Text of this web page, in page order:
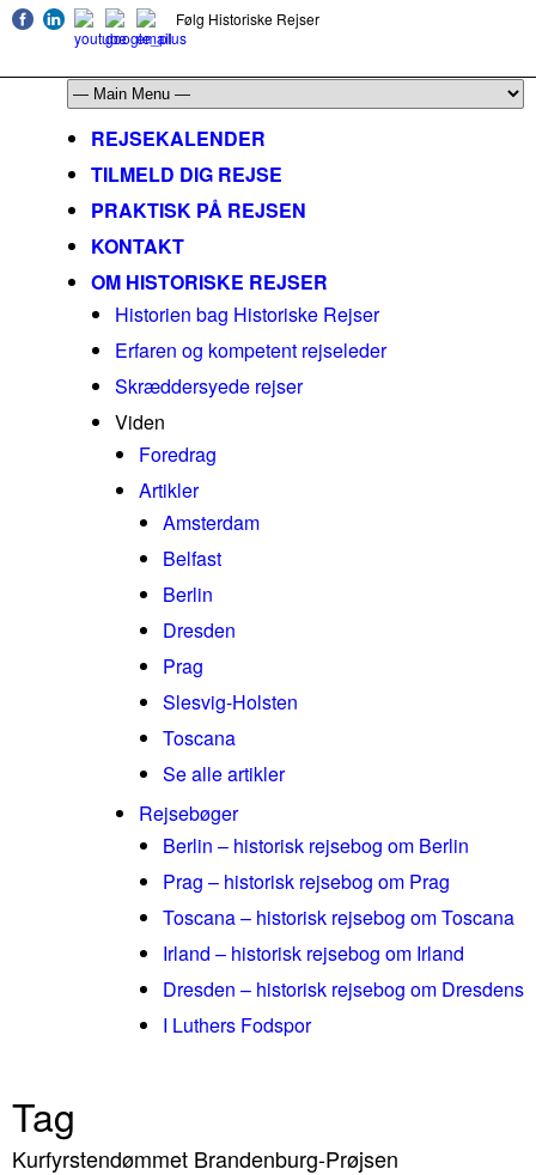
Følg Historiske Rejser
REJSEKALENDER
TILMELD DIG REJSE
PRAKTISK PÅ REJSEN
KONTAKT
OM HISTORISKE REJSER
Historien bag Historiske Rejser
Erfaren og kompetent rejseleder
Skræddersyede rejser
Viden
Foredrag
Artikler
Amsterdam
Belfast
Berlin
Dresden
Prag
Slesvig-Holsten
Toscana
Se alle artikler
Rejsebøger
Berlin – historisk rejsebog om Berlin
Prag – historisk rejsebog om Prag
Toscana – historisk rejsebog om Toscana
Irland – historisk rejsebog om Irland
Dresden – historisk rejsebog om Dresdens
I Luthers Fodspor
Tag
Kurfyrstendømmet Brandenburg-Prøjsen